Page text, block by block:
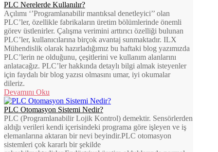
PLC Nerelerde Kullanılır?
Açılımı ‘’Programlanabilir mantıksal denetleyici’’ olan
PLC’ler, özellikle fabrikaların üretim bölümlerinde önemli
görev üstlenirler. Çalışma verimini arttırıcı özelliği bulunan
PLC’ler, kullanıcılarına birçok avantaj sunmaktadır. ILX
Mühendislik olarak hazırladığımız bu haftaki blog yazımızda
PLC’lerin ne olduğunu, çeşitlerini ve kullanım alanlarını
anlatacağız. PLC’ler hakkında detaylı bilgi almak isteyenler
için faydalı bir blog yazısı olmasını umar, iyi okumalar
dileriz.
Devamını Oku
PLC Otomasyon Sistemi Nedir?
PLC (Programlanabilir Lojik Kontrol) demektir. Sensörlerden
aldığı verileri kendi içerisindeki programa göre işleyen ve iş
elemanlarına aktaran bir nevi beyindir.PLC otomasyon
sistemleri çok kararlı bir şekilde